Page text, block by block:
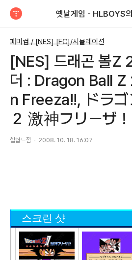
옛날게임 - HLBOYS
패미컴 / [NES] [FC]/시뮬레이션
[NES] 드래곤 볼Z
더 : Dragon Ball
n Freeza!!, ドラゴ
２ 激神フリーザ！
힙합느낌 2008. 10. 18. 16:07
스크린 샷